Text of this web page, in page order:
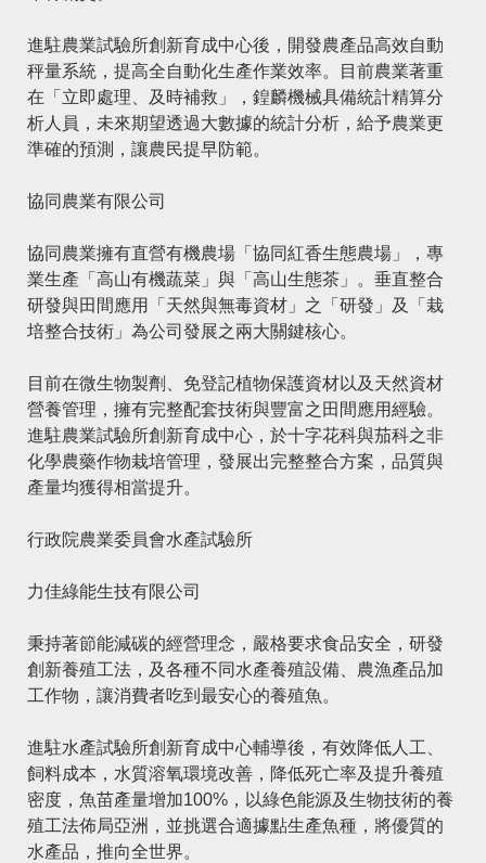
進駐農業試驗所創新育成中心後，開發農產品高效自動
秤量系統，提高全自動化生產作業效率。目前農業著重
在「立即處理、及時補救」，鍠麟機械具備統計精算分
析人員，未來期望透過大數據的統計分析，給予農業更
準確的預測，讓農民提早防範。
協同農業有限公司
協同農業擁有直營有機農場「協同紅香生態農場」，專
業生產「高山有機蔬菜」與「高山生態茶」。垂直整合
研發與田間應用「天然與無毒資材」之「研發」及「栽
培整合技術」為公司發展之兩大關鍵核心。
目前在微生物製劑、免登記植物保護資材以及天然資材
營養管理，擁有完整配套技術與豐富之田間應用經驗。
進駐農業試驗所創新育成中心，於十字花科與茄科之非
化學農藥作物栽培管理，發展出完整整合方案，品質與
產量均獲得相當提升。
行政院農業委員會水產試驗所
力佳綠能生技有限公司
秉持著節能減碳的經營理念，嚴格要求食品安全，研發
創新養殖工法，及各種不同水產養殖設備、農漁產品加
工作物，讓消費者吃到最安心的養殖魚。
進駐水產試驗所創新育成中心輔導後，有效降低人工、
飼料成本，水質溶氧環境改善，降低死亡率及提升養殖
密度，魚苗產量增加100%，以綠色能源及生物技術的養
殖工法佈局亞洲，並挑選合適據點生產魚種，將優質的
水產品，推向全世界。